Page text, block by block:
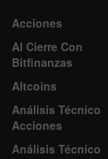
Acciones
Al Cierre Con
Bitfinanzas
Altcoins
Análisis Técnico
Acciones
Análisis Técnico